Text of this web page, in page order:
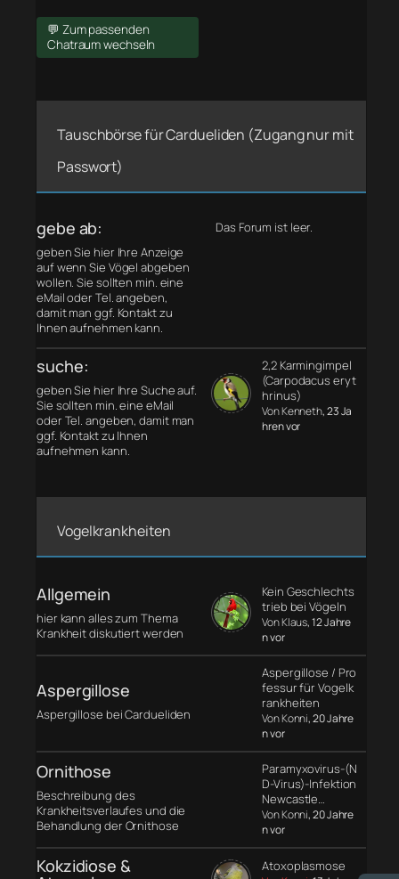
💬 Zum passenden
Chatraum wechseln
Tauschbörse für Cardueliden (Zugang nur mit
Passwort)
gebe ab:
geben Sie hier Ihre Anzeige
auf wenn Sie Vögel abgeben
wollen. Sie sollten min. eine
eMail oder Tel. angeben,
damit man ggf. Kontakt zu
Ihnen aufnehmen kann.
Das Forum ist leer.
suche:
geben Sie hier Ihre Suche auf.
Sie sollten min. eine eMail
oder Tel. angeben, damit man
ggf. Kontakt zu Ihnen
aufnehmen kann.
2,2 Karmingimpel
(Carpodacus eryt
hrinus)
Von Kenneth, 23 Ja
hren vor
Vogelkrankheiten
Allgemein
hier kann alles zum Thema
Krankheit diskutiert werden
Kein Geschlechts
trieb bei Vögeln
Von Klaus, 12 Jahre
n vor
Aspergillose
Aspergillose bei Cardueliden
Aspergillose / Pro
fessur für Vogelk
rankheiten
Von Konni, 20 Jahre
n vor
Ornithose
Beschreibung des
Krankheitsverlaufes und die
Behandlung der Ornithose
Paramyxovirus-(N
D-Virus)-Infektion
Newcastle…
Von Konni, 20 Jahre
n vor
Kokzidiose & Atoxoplasmose